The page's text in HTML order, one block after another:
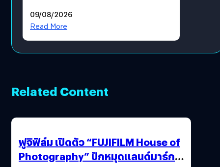
09/08/2026
Read More
Related Content
ฟูจิฟิล์ม เปิดตัว “FUJIFILM House of
Photography” ปักหมุดแลนด์มาร์ก